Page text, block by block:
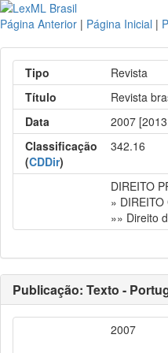
Página Anterior | Página Inicial |
Tipo
Revista
Título
Revista
Data
2007
Classificação
(CDDir)
342.16
DIREITO
»
»» Direito
Publicação: Texto -
2007